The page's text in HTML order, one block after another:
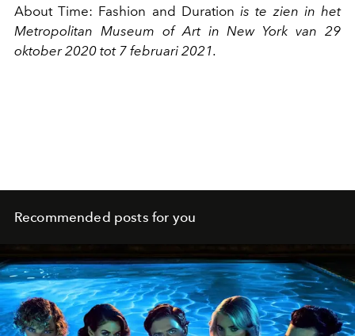
About Time: Fashion and Durationis te zien in het
Metropolitan Museum of Art in New York van 29
oktober 2020 tot 7 februari 2021.
Recommended posts for you